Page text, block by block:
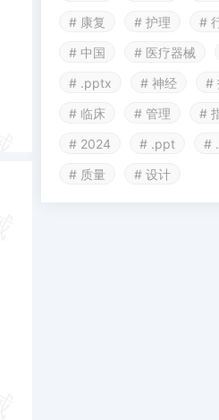
# 康复
# 护理
#
# 中国
# 医疗器械
# .pptx
# 神经
#
# 临床
# 管理
#
# 2024
# .ppt
#
# 质量
# 设计